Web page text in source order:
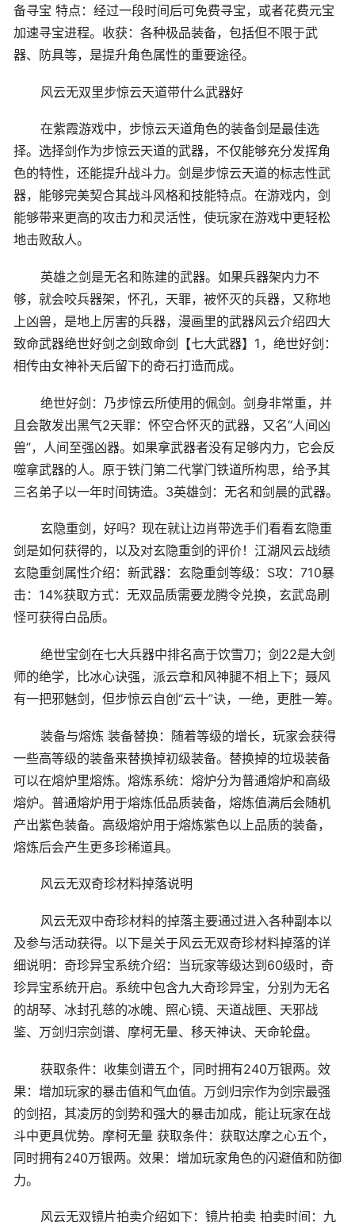
备寻宝 特点：经过一段时间后可免费寻宝，或者花费元宝
加速寻宝进程。收获：各种极品装备，包括但不限于武
器、防具等，是提升角色属性的重要途径。
风云无双里步惊云天道带什么武器好
在紫霞游戏中，步惊云天道角色的装备剑是最佳选
择。选择剑作为步惊云天道的武器，不仅能够充分发挥角
色的特性，还能提升战斗力。剑是步惊云天道的标志性武
器，能够完美契合其战斗风格和技能特点。在游戏内，剑
能够带来更高的攻击力和灵活性，使玩家在游戏中更轻松
地击败敌人。
英雄之剑是无名和陈建的武器。如果兵器架内力不
够，就会咬兵器架，怀孔，天罪，被怀灭的兵器，又称地
上凶兽，是地上厉害的兵器，漫画里的武器风云介绍四大
致命武器绝世好剑之剑致命剑【七大武器】1，绝世好剑：
相传由女神补天后留下的奇石打造而成。
绝世好剑：乃步惊云所使用的佩剑。剑身非常重，并
且会散发出黑气2天罪：怀空合怀灭的武器，又名“人间凶
兽”，人间至强凶器。如果拿武器者没有足够内力，它会反
噬拿武器的人。原于铁门第二代掌门铁道所构思，给予其
三名弟子以一年时间铸造。3英雄剑：无名和剑晨的武器。
玄隐重剑，好吗？现在就让边肖带选手们看看玄隐重
剑是如何获得的，以及对玄隐重剑的评价！江湖风云战绩
玄隐重剑属性介绍：新武器：玄隐重剑等级：S攻：710暴
击：14%获取方式：无双品质需要龙腾令兑换，玄武岛刷
怪可获得白品质。
绝世宝剑在七大兵器中排名高于饮雪刀；剑22是大剑
师的绝学，比冰心诀强，派云章和风神腿不相上下；聂风
有一把邪魅剑，但步惊云自创“云十”诀，一绝，更胜一筹。
装备与熔炼 装备替换：随着等级的增长，玩家会获得
一些高等级的装备来替换掉初级装备。替换掉的垃圾装备
可以在熔炉里熔炼。熔炼系统：熔炉分为普通熔炉和高级
熔炉。普通熔炉用于熔炼低品质装备，熔炼值满后会随机
产出紫色装备。高级熔炉用于熔炼紫色以上品质的装备，
熔炼后会产生更多珍稀道具。
风云无双奇珍材料掉落说明
风云无双中奇珍材料的掉落主要通过进入各种副本以
及参与活动获得。以下是关于风云无双奇珍材料掉落的详
细说明：奇珍异宝系统介绍：当玩家等级达到60级时，奇
珍异宝系统开启。系统中包含九大奇珍异宝，分别为无名
的胡琴、冰封孔慈的冰魄、照心镜、天道战匣、天邪战
鉴、万剑归宗剑谱、摩柯无量、移天神诀、天命轮盘。
获取条件：收集剑谱五个，同时拥有240万银两。效
果：增加玩家的暴击值和气血值。万剑归宗作为剑宗最强
的剑招，其凌厉的剑势和强大的暴击加成，能让玩家在战
斗中更具优势。摩柯无量 获取条件：获取达摩之心五个，
同时拥有240万银两。效果：增加玩家角色的闪避值和防御
力。
风云无双镜片拍卖介绍如下：镜片拍卖 拍卖时间：九